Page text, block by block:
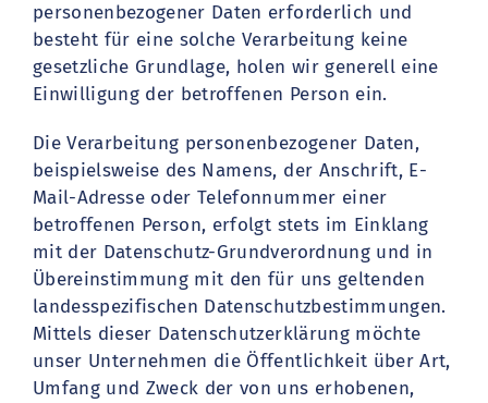
personenbezogener Daten erforderlich und
besteht für eine solche Verarbeitung keine
gesetzliche Grundlage, holen wir generell eine
Einwilligung der betroffenen Person ein.
Die Verarbeitung personenbezogener Daten,
beispielsweise des Namens, der Anschrift, E-
Mail-Adresse oder Telefonnummer einer
betroffenen Person, erfolgt stets im Einklang
mit der Datenschutz-Grundverordnung und in
Übereinstimmung mit den für uns geltenden
landesspezifischen Datenschutzbestimmungen.
Mittels dieser Datenschutzerklärung möchte
unser Unternehmen die Öffentlichkeit über Art,
Umfang und Zweck der von uns erhobenen,